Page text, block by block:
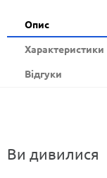
Опис
Xарактеристики
Відгуки
Ви дивилися